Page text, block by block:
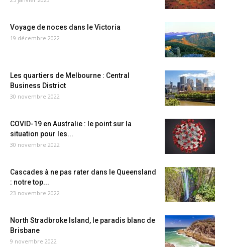
Voyage de noces dans le Victoria
19 décembre 2022
Les quartiers de Melbourne : Central
Business District
30 novembre 2022
COVID-19 en Australie : le point sur la
situation pour les...
30 novembre 2022
Cascades à ne pas rater dans le Queensland
: notre top...
23 novembre 2022
North Stradbroke Island, le paradis blanc de
Brisbane
9 novembre 2022